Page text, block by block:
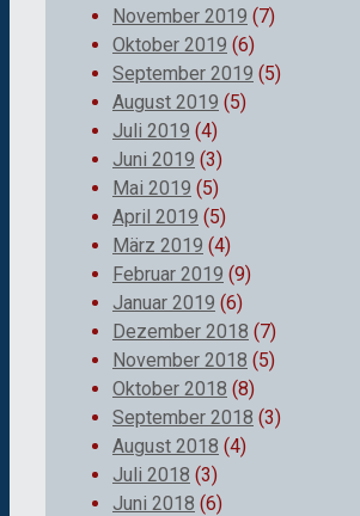
November 2019 (7)
Oktober 2019 (6)
September 2019 (5)
August 2019 (5)
Juli 2019 (4)
Juni 2019 (3)
Mai 2019 (5)
April 2019 (5)
März 2019 (4)
Februar 2019 (9)
Januar 2019 (6)
Dezember 2018 (7)
November 2018 (5)
Oktober 2018 (8)
September 2018 (3)
August 2018 (4)
Juli 2018 (3)
Juni 2018 (6)